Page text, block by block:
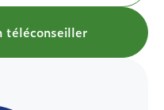
téléconseiller